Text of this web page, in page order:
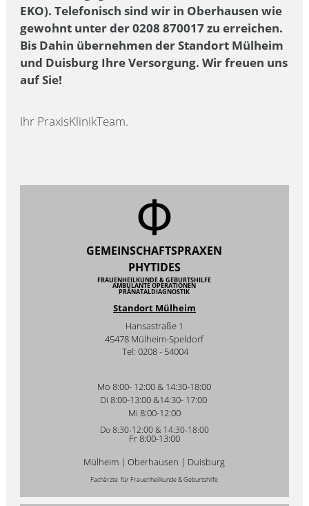
EKO). Telefonisch sind wir in Oberhausen wie
gewohnt unter der 0208 870017 zu erreichen.
Bis Dahin übernehmen der Standort Mülheim
und Duisburg Ihre Versorgung. Wir freuen uns
auf Sie!
Ihr PraxisKlinikTeam.
GEMEINSCHAFTSPRAXEN
PHYTIDES
FRAUENHEILKUNDE & GEBURTSHILFE
AMBULANTE OPERATIONEN
PRÄNATALDIAGNOSTIK
Standort Mülheim
Hansastraße 1
45478 Mülheim-Speldorf
Tel: 0208 - 54004
Mo 8:00- 12:00 & 14:30-18:00
Di 8:00-13:00 &14:30- 17:00
Mi 8:00-12:00
Do 8:30-12:00 & 14:30-18:00
Fr 8:00-13:00
Mülheim | Oberhausen | Duisburg
Fachärzte für Frauenheilkunde & Geburtshilfe